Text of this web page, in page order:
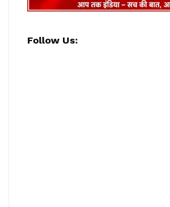
Follow Us: